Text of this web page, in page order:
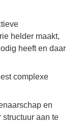
helder maakt,
heeft en daar
complexe
en
structuur aan te